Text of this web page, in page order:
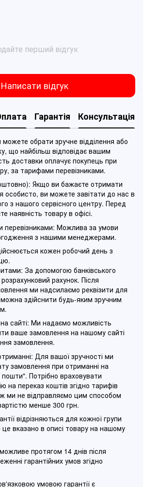
перший відгук
Написати відгук
Гарантія Консультація
обрати зручне відділення або
що найбільш відповідає вашим
доставки оплачує покупець при
за тарифами перевізниками.
Якщо ви бажаєте отримати
особисто, ви можете завітати до нас в
з нашого сервісного центру. Перед
наявність товару в офісі.
перевізниками: Можлива за умови
з нашими менеджерами.
кожен робочий день з
За допомогою банківського
рахунок. Після
ми надсилаємо реквізити для
здійснити будь-яким зручним
сайті: Ми надаємо можливість
ваше замовлення на нашому сайті
замовлення.
Для вашої зручності ми
замовлення при отриманні на
пошти". Потрібно враховувати
на переказ коштів згідно тарифів
ми не відправляємо цим способом
менше 300 грн.
відрізняються для кожної групи
це вказано в описі товару на нашому
протягом 14 днів після
гарантійних умов згідно
умовою гарантії є